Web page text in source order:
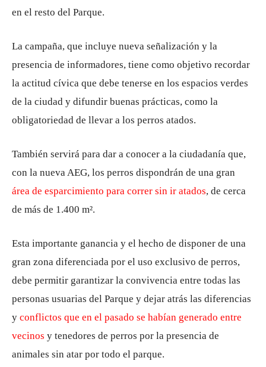
en el resto del Parque.
La campaña, que incluye nueva señalización y la
presencia de informadores, tiene como objetivo recordar
la actitud cívica que debe tenerse en los espacios verdes
de la ciudad y difundir buenas prácticas, como la
obligatoriedad de llevar a los perros atados.
También servirá para dar a conocer a la ciudadanía que,
con la nueva AEG, los perros dispondrán de una gran
área de esparcimiento para correr sin ir atados, de cerca
de más de 1.400 m².
Esta importante ganancia y el hecho de disponer de una
gran zona diferenciada por el uso exclusivo de perros,
debe permitir garantizar la convivencia entre todas las
personas usuarias del Parque y dejar atrás las diferencias
y conflictos que en el pasado se habían generado entre
vecinos y tenedores de perros por la presencia de
animales sin atar por todo el parque.